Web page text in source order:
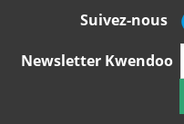
Suivez-nous
Newsletter Kwendoo